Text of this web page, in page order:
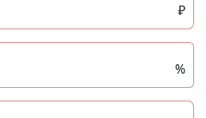
₽
%